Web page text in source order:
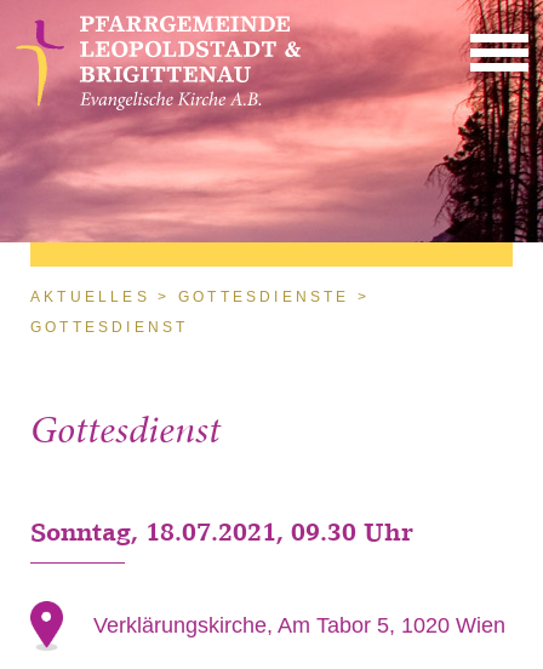
Direkt zum Inhalt
Sie sind hier
AKTUELLES
GOTTESDIENSTE
GOTTESDIENST
Gottesdienst
Sonntag, 18.07.2021, 09.30 Uhr
Verklärungskirche, Am Tabor 5, 1020 Wien